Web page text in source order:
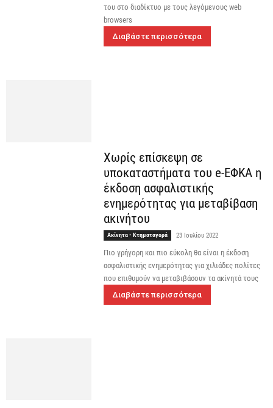
του στο διαδίκτυο με τους λεγόμενους web
browsers
Διαβάστε περισσότερα
Χωρίς επίσκεψη σε
υποκαταστήματα του e-ΕΦΚΑ η
έκδοση ασφαλιστικής
ενημερότητας για μεταβίβαση
ακινήτου
Ακίνητα - Κτηματαγορά 23 Ιουλίου 2022
Πιο γρήγορη και πιο εύκολη θα είναι η έκδοση
ασφαλιστικής ενημερότητας για χιλιάδες πολίτες
που επιθυμούν να μεταβιβάσουν τα ακίνητά τους
Διαβάστε περισσότερα